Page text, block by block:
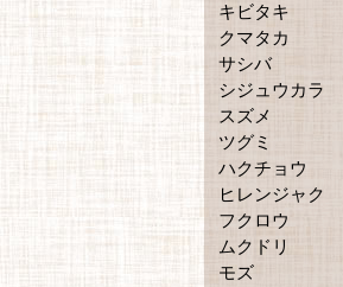
キビタキ
クマタカ
サシバ
シジュウカラ
スズメ
ツグミ
ハクチョウ
ヒレンジャク
フクロウ
ムクドリ
モズ